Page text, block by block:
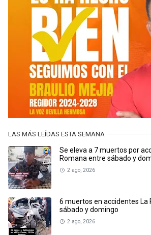
LAS MÁS LEÍDAS ESTA SEMANA
Se eleva a 7 muertos por
Romana entre sábado y
2 ago, 2026
6 muertos en accidentes La
sábado y domingo
2 ago, 2026